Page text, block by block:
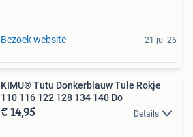
Bezoek website 21 jul 26
KIMU® Tutu Donkerblauw Tule Rokje
110 116 122 128 134 140 Do
€ 14,95 Details